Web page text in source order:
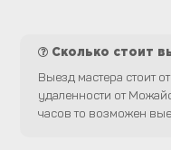
Сколько стоит
Выезд мастера стоит
удаленности от
часов то возможен